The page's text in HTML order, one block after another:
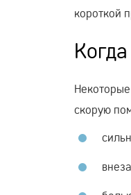
короткой
скорую